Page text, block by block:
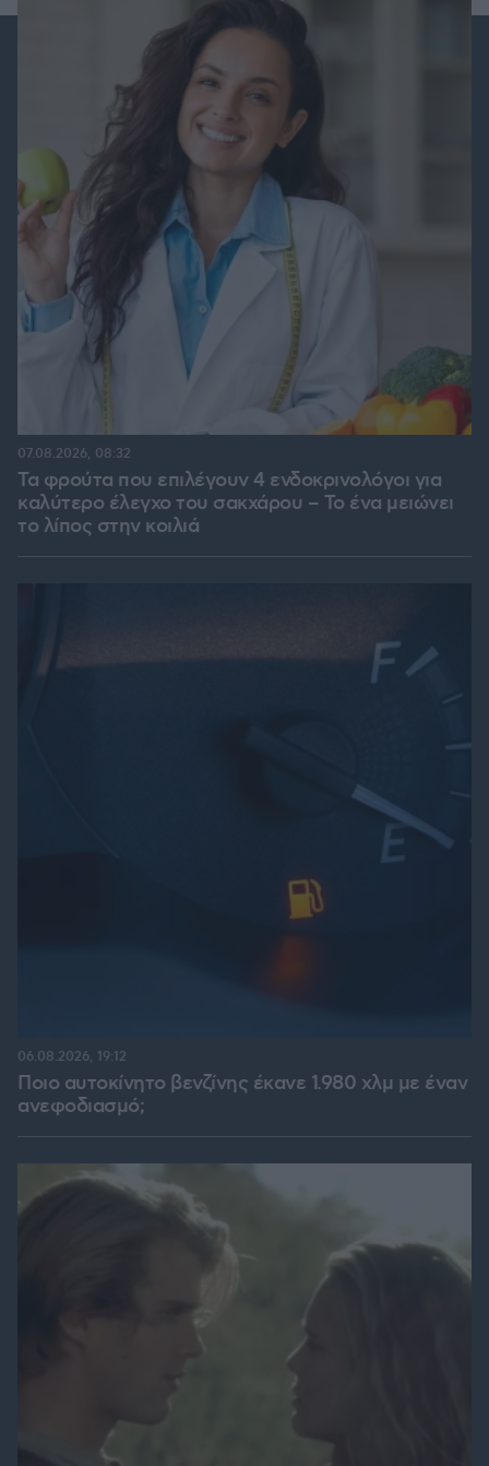
Τα φρούτα που επιλέγουν 4 ενδοκρινολόγοι για
καλύτερο έλεγχο του σακχάρου – Το ένα μειώνει
το λίπος στην κοιλιά
07.08.2026, 08:32
Ποιο αυτοκίνητο βενζίνης έκανε 1.980 χλμ με έναν
ανεφοδιασμό;
06.08.2026, 19:12